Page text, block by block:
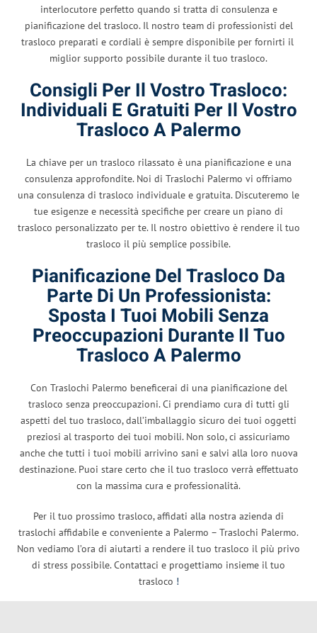
interlocutore perfetto quando si tratta di consulenza e
pianificazione del trasloco. Il nostro team di professionisti del
trasloco preparati e cordiali è sempre disponibile per fornirti il ​​
miglior supporto possibile durante il tuo trasloco.
Consigli Per Il Vostro Trasloco:
Individuali E Gratuiti Per Il Vostro
Trasloco A Palermo
La chiave per un trasloco rilassato è una pianificazione e una
consulenza approfondite. Noi di Traslochi Palermo vi offriamo
una consulenza di trasloco individuale e gratuita. Discuteremo le
tue esigenze e necessità specifiche per creare un piano di
trasloco personalizzato per te. Il nostro obiettivo è rendere il tuo
trasloco il più semplice possibile.
Pianificazione Del Trasloco Da
Parte Di Un Professionista:
Sposta I Tuoi Mobili Senza
Preoccupazioni Durante Il Tuo
Trasloco A Palermo
Con Traslochi Palermo beneficerai di una pianificazione del
trasloco senza preoccupazioni. Ci prendiamo cura di tutti gli
aspetti del tuo trasloco, dall’imballaggio sicuro dei tuoi oggetti
preziosi al trasporto dei tuoi mobili. Non solo, ci assicuriamo
anche che tutti i tuoi mobili arrivino sani e salvi alla loro nuova
destinazione. Puoi stare certo che il tuo trasloco verrà effettuato
con la massima cura e professionalità.
Per il tuo prossimo trasloco, affidati alla nostra azienda di
traslochi affidabile e conveniente a Palermo – Traslochi Palermo.
Non vediamo l’ora di aiutarti a rendere il tuo trasloco il più privo
di stress possibile. Contattaci e progettiamo insieme il tuo
trasloco !